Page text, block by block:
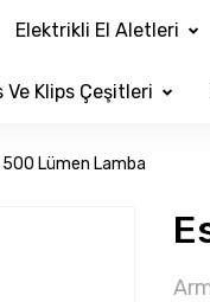
Elektrikli El Aletleri
Ve Klips Çeşitleri
500 Lümen Lamba